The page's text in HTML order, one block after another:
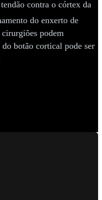
contra o córtex da
do enxerto de
podem
botão cortical pode ser